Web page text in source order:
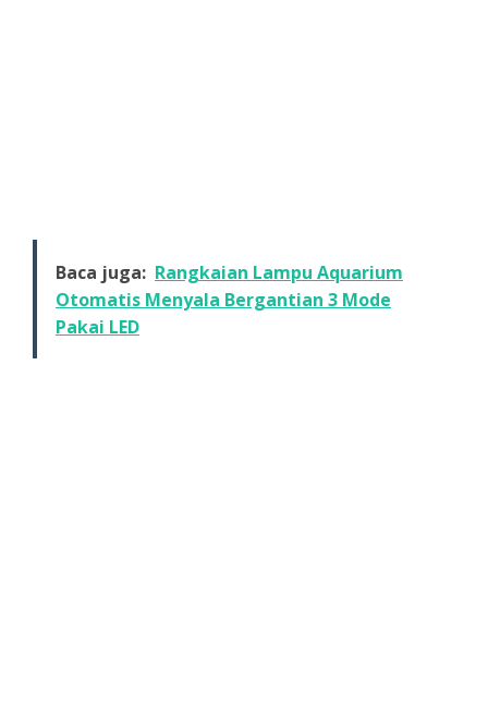
Baca juga: Rangkaian Lampu Aquarium
Otomatis Menyala Bergantian 3 Mode
Pakai LED